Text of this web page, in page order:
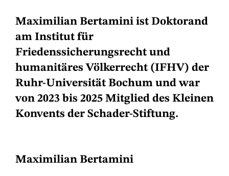
Maximilian Bertamini ist Doktorand
am Institut für
Friedenssicherungsrecht und
humanitäres Völkerrecht (IFHV) der
Ruhr-Universität Bochum und war
von 2023 bis 2025 Mitglied des Kleinen
Konvents der Schader-Stiftung.
Maximilian Bertamini